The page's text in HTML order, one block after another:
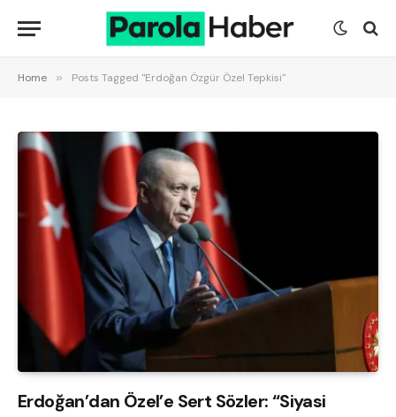
Home » Posts Tagged "Erdoğan Özgür Özel Tepkisi"
Erdoğan’dan Özel’e Sert Sözler: “Siyasi